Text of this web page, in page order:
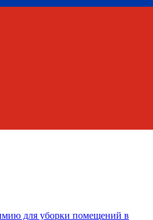
для уборки помещений в